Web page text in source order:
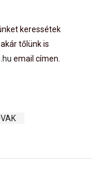
keressétek
tőlünk is
email címen.